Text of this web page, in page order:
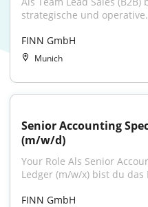
strategische und
FINN GmbH
Munich
Senior Accounting
(m/w/d)
Your Role Als Senior
Ledger (m/w/x) bist du das
FINN GmbH